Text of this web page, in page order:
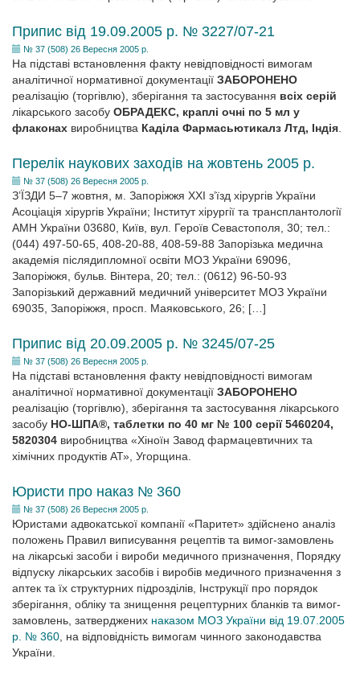
Припис від 19.09.2005 р. № 3227/07-21
№ 37 (508) 26 Вересня 2005 р.
На підставі встановлення факту невідповідності вимогам
аналітичної нормативної документації ЗАБОРОНЕНО
реалізацію (торгівлю), зберігання та застосування всіх серій
лікарського засобу ОБРАДЕКС, краплі очні по 5 мл у
флаконах виробництва Каділа Фармасьютикалз Лтд, Індія
Перелік наукових заходів на жовтень 2005 р.
№ 37 (508) 26 Вересня 2005 р.
З’ЇЗДИ 5–7 жовтня, м. Запоріжжя ХХІ з’їзд хірургів України
Асоціація хірургів України; Інститут хірургії та трансплантології
АМН України 03680, Київ, вул. Героїв Севастополя, 30; тел.:
(044) 497-50-65, 408-20-88, 408-59-88 Запорізька медична
академія післядипломної освіти МОЗ України 69096,
Запоріжжя, бульв. Вінтера, 20; тел.: (0612) 96-50-93
Запорізький державний медичний університет МОЗ України
69035, Запоріжжя, просп. Маяковського, 26; […]
Припис від 20.09.2005 р. № 3245/07-25
№ 37 (508) 26 Вересня 2005 р.
На підставі встановлення факту невідповідності вимогам
аналітичної нормативної документації ЗАБОРОНЕНО
реалізацію (торгівлю), зберігання та застосування лікарського
засобу НО-ШПА®, таблетки по 40 мг № 100 серії 5460204,
5820304 виробництва «Хіноїн Завод фармацевтичних та
хімічних продуктів АТ», Угорщина.
Юристи про наказ № 360
№ 37 (508) 26 Вересня 2005 р.
Юристами адвокатської компанії «Паритет» здійснено аналіз
положень Правил виписування рецептів та вимог-замовлень
на лікарські засоби і вироби медичного призначення, Порядку
відпуску лікарських засобів і виробів медичного призначення з
аптек та їх структурних підрозділів, Інструкції про порядок
зберігання, обліку та знищення рецептурних бланків та вимог-
замовлень, затверджених наказом МОЗ України від 19.07.2005
р. № 360 , на відповідність вимогам чинного законодавства
України.